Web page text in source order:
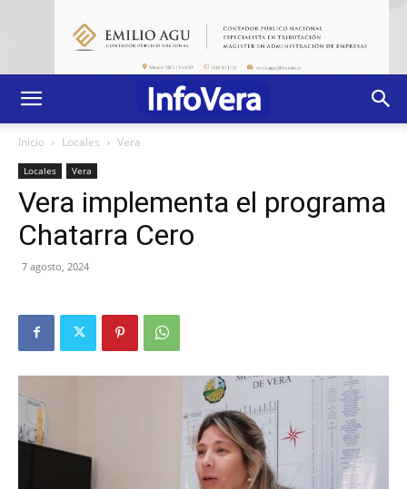
Inicio Locales Vera
Locales Vera
Vera implementa el programa
Chatarra Cero
7 agosto, 2024